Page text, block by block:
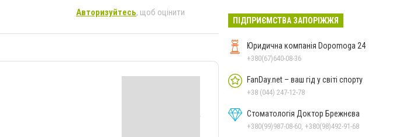
Авторизуйтесь, щоб оцінити
ПІДПРИЄМСТВА ЗАПОРІЖЖЯ
Юридична компанія Dopomoga 24
+380(67)640-08-36
FanDay.net – ваш гід у світі спорту
+38 (044) 247-12-78
Стоматологія Доктор Брежнєва
+380(99)987-08-60, +380(98)492-91-68